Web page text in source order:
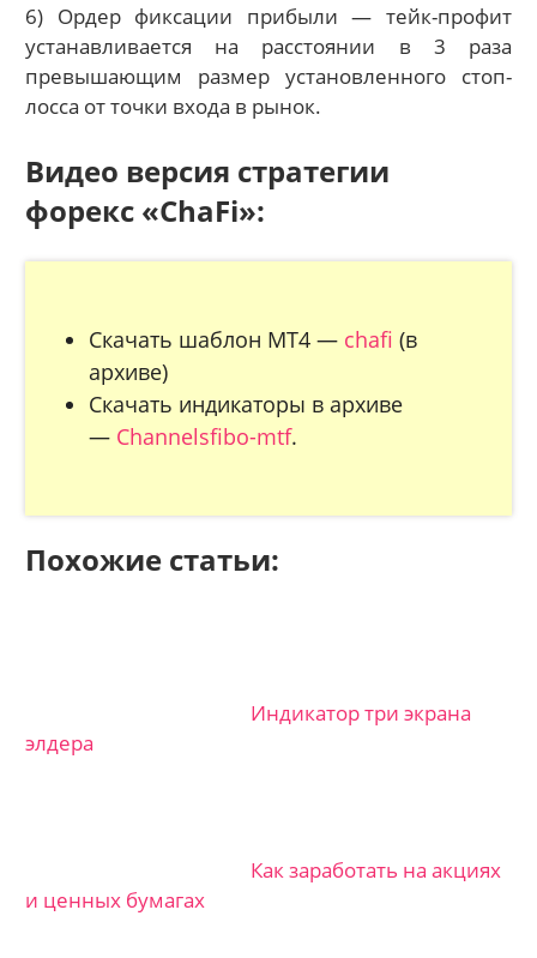
6) Ордер фиксации прибыли — тейк-профит
устанавливается на расстоянии в 3 раза
превышающим размер установленного стоп-
лосса от точки входа в рынок.
Видео версия стратегии
форекс «ChaFi»:
Скачать шаблон МТ4 — chafi (в
архиве)
Скачать индикаторы в архиве
— Channelsfibo-mtf.
Похожие статьи:
Индикатор три экрана
элдера
Как заработать на акциях
и ценных бумагах